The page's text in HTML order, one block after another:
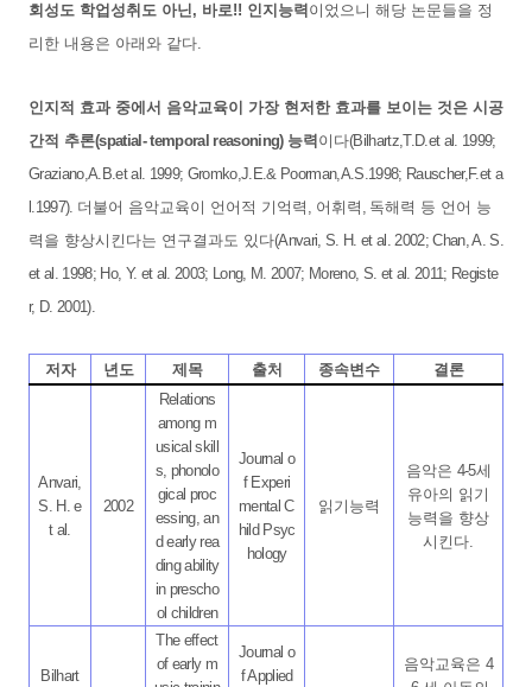
회성도 학업성취도 아닌, 바로!! 인지능력 이었으니 해당 논문들을 정
리한 내용은 아래와 같다.
인지적 효과 중에서 음악교육이 가장 현저한 효과를 보이는 것은 시공
간적 추론(spatial- temporal reasoning) 능력 이다(Bilhartz,T.D.et al. 1999;
Graziano,A.B.et al. 1999; Gromko,J.E.& Poorman,A.S.1998; Rauscher,F.et a
l.1997). 더불어 음악교육이 언어적 기억력 , 어휘력 , 독해력 등 언어 능
력을 향상시킨다는 연구결과도 있다(Anvari, S. H. et al. 2002; Chan, A. S.
et al. 1998; Ho, Y. et al. 2003; Long, M. 2007; Moreno, S. et al. 2011; Registe
r, D. 2001).
저자 년도 제목 출처 종속변수 결론
Anvari,
S. H. e
t al.
2002
Relations
among m
usical skill
s, phonolo
gical proc
essing, an
d early rea
ding ability
in prescho
ol children
Journal o
f Experi
mental C
hild Psyc
hology
읽기능력
음악은 4-5세
유아의 읽기
능력을 향상
시킨다.
Bilhart
The effect
of early m
Journal o
f Applied
음악교육은 4